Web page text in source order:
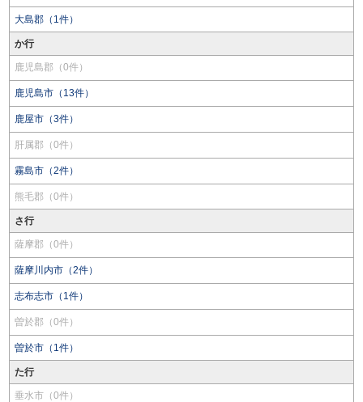
大島郡（1件）
か行
鹿児島郡（0件）
鹿児島市（13件）
鹿屋市（3件）
肝属郡（0件）
霧島市（2件）
熊毛郡（0件）
さ行
薩摩郡（0件）
薩摩川内市（2件）
志布志市（1件）
曽於郡（0件）
曽於市（1件）
た行
垂水市（0件）